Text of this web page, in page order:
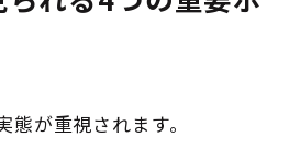
が重視されます。